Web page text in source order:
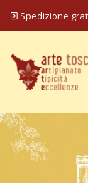
Spedizione